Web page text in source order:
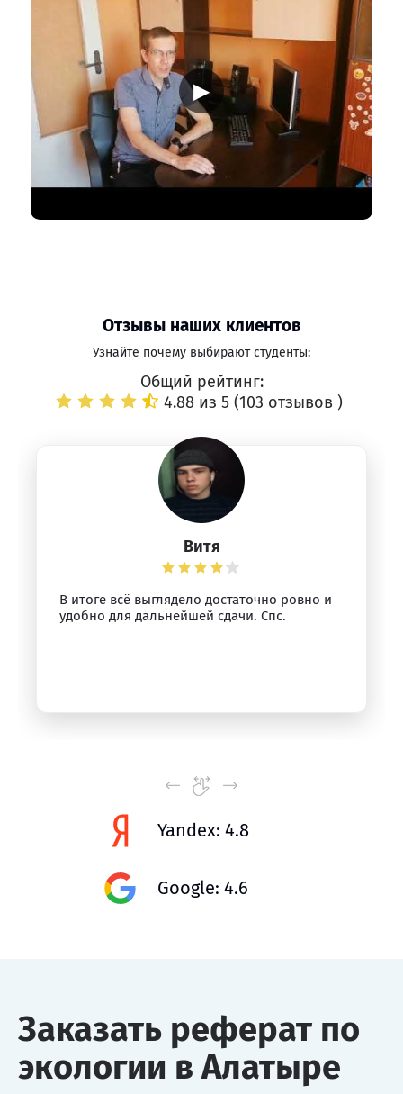
▶
Отзывы наших клиентов
Узнайте почему выбирают студенты:
Общий рейтинг:
4.88 из 5 (103 отзывов )
Витя
В итоге всё выглядело достаточно ровно и
удобно для дальнейшей сдачи. Спс.
Yandex: 4.8
Google: 4.6
Заказать реферат по
экологии в Алатыре